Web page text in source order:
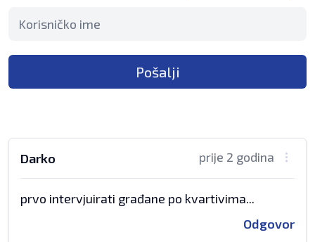
Pošalji
prije 2 godina
Darko
prvo intervjuirati građane po kvartivima...
Odgovor